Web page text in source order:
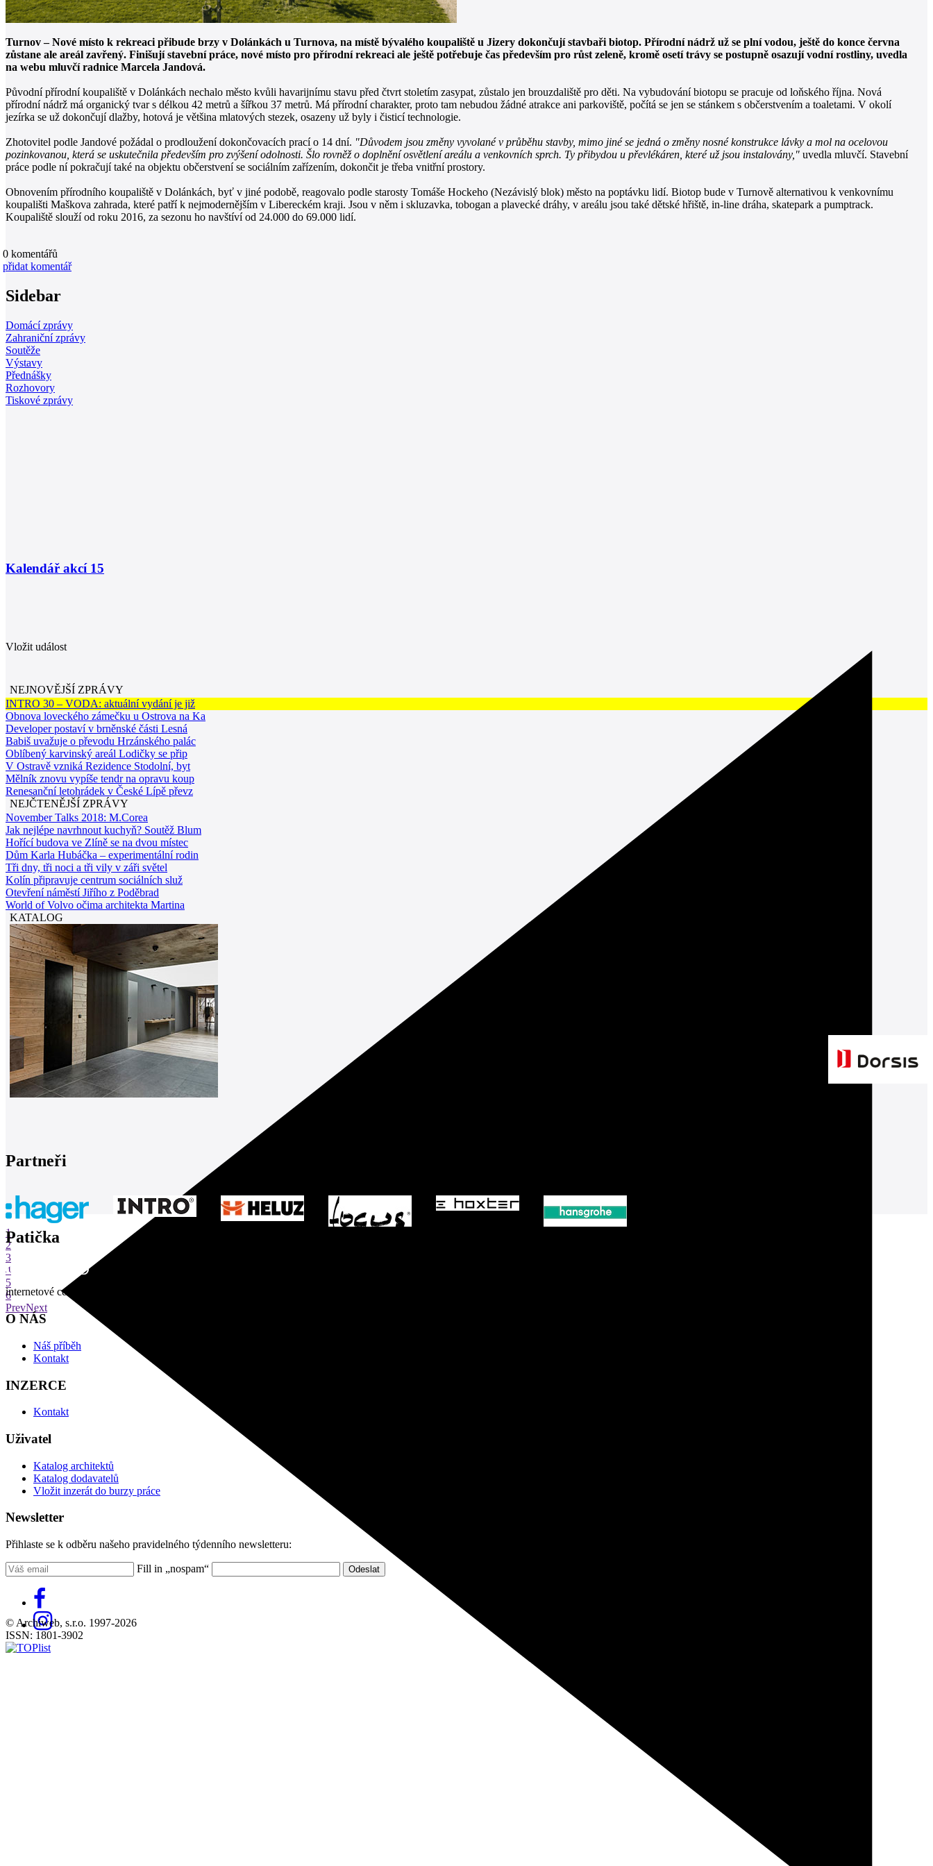
Turnov – Nové místo k rekreaci přibude brzy v Dolánkách u Turnova, na místě bývalého koupaliště u Jizery dokončují stavbaři biotop. Přírodní nádrž už se plní vodou, ještě do konce června
zůstane ale areál zavřený. Finišují stavební práce, nové místo pro přírodní rekreaci ale ještě potřebuje čas především pro růst zeleně, kromě osetí trávy se postupně osazují vodní rostliny, uvedla
na webu mluvčí radnice Marcela Jandová.
Původní přírodní koupaliště v Dolánkách nechalo město kvůli havarijnímu stavu před čtvrt stoletím zasypat, zůstalo jen brouzdaliště pro děti. Na vybudování biotopu se pracuje od loňského října. Nová
přírodní nádrž má organický tvar s délkou 42 metrů a šířkou 37 metrů. Má přírodní charakter, proto tam nebudou žádné atrakce ani parkoviště, počítá se jen se stánkem s občerstvením a toaletami. V okolí
jezírka se už dokončují dlažby, hotová je většina mlatových stezek, osazeny už byly i čisticí technologie.
Zhotovitel podle Jandové požádal o prodloužení dokončovacích prací o 14 dní. "Důvodem jsou změny vyvolané v průběhu stavby, mimo jiné se jedná o změny nosné konstrukce lávky a mol na ocelovou
pozinkovanou, která se uskutečnila především pro zvýšení odolnosti. Šlo rovněž o doplnění osvětlení areálu a venkovních sprch. Ty přibydou u převlékáren, které už jsou instalovány," uvedla mluvčí. Stavební
práce podle ní pokračují také na objektu občerstvení se sociálním zařízením, dokončit je třeba vnitřní prostory.
Obnovením přírodního koupaliště v Dolánkách, byť v jiné podobě, reagovalo podle starosty Tomáše Hockeho (Nezávislý blok) město na poptávku lidí. Biotop bude v Turnově alternativou k venkovnímu
koupališti Maškova zahrada, které patří k nejmodernějším v Libereckém kraji. Jsou v něm i skluzavka, tobogan a plavecké dráhy, v areálu jsou také dětské hřiště, in-line dráha, skatepark a pumptrack.
Koupaliště slouží od roku 2016, za sezonu ho navštíví od 24.000 do 69.000 lidí.
0 komentářů
přidat komentář
Sidebar
Domácí zprávy
Zahraniční zprávy
Soutěže
Výstavy
Přednášky
Rozhovory
Tiskové zprávy
Kalendář akcí 15
Vložit událost
NEJNOVĚJŠÍ ZPRÁVY
INTRO 30 – VODA: aktuální vydání je již
Obnova loveckého zámečku u Ostrova na Ka
Developer postaví v brněnské části Lesná
Babiš uvažuje o převodu Hrzánského palác
Oblíbený karvinský areál Lodičky se přip
V Ostravě vzniká Rezidence Stodolní, byt
Mělník znovu vypíše tendr na opravu koup
Renesanční letohrádek v České Lípě převz
NEJČTENĚJŠÍ ZPRÁVY
November Talks 2018: M.Corea
Jak nejlépe navrhnout kuchyň? Soutěž Blum
Hořící budova ve Zlíně se na dvou místec
Dům Karla Hubáčka – experimentální rodin
Tři dny, tři noci a tři vily v záři světel
Kolín připravuje centrum sociálních služ
Otevření náměstí Jiřího z Poděbrad
World of Volvo očima architekta Martina
KATALOG
Partneři
1
2
3
4
5
6
PrevNext
Patička
internetové centrum architektury
O NÁS
Náš příběh
Kontakt
INZERCE
Kontakt
Uživatel
Katalog architektů
Katalog dodavatelů
Vložit inzerát do burzy práce
Newsletter
Přihlaste se k odběru našeho pravidelného týdenního newsletteru:
Fill in „nospam“
© Archiweb, s.r.o. 1997-2026
ISSN: 1801-3902